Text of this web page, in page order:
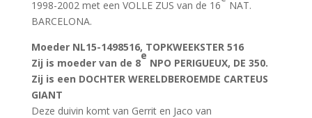
1998-2002 met een VOLLE ZUS van de 16
NAT.
BARCELONA.
MoederNL15-1498516, TOPKWEEKSTER 516
Zij is moeder van de 8
e
NPO PERIGUEUX, DE 350.
Zij is een DOCHTER WERELDBEROEMDE CARTEUS
GIANT
Deze duivin komt van Gerrit en Jaco van